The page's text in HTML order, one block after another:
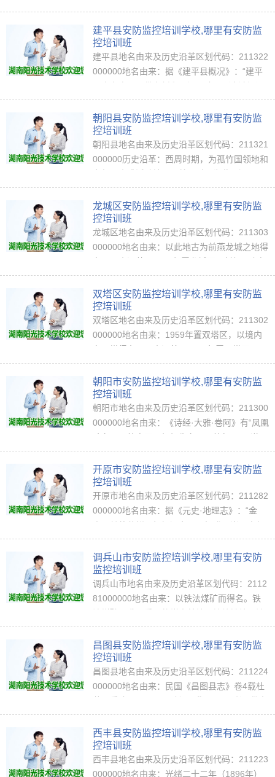
意。（中国地名语源词典）历史沿革：喀喇沁
左翼之名始于后金天聪九年（1635年）。诏编
佐…
建平县安防监控培训学校,哪里有安防监
控培训班
建平县地名由来及历史沿革区划代码：211322
000000地名由来：据《建平县概况》：“建平
及平泉两县辖境，设治后遂命名曰建平焉。”
（中国地名语源词典）历史沿革：建平县早
在…
朝阳县安防监控培训学校,哪里有安防监
控培训班
朝阳县地名由来及历史沿革区划代码：211321
000000历史沿革：西周时期，为孤竹国领地和
地。秦时，属辽西郡。西汉时属幽州剌史部的
辽西郡柳城县、临渝县、狐苏县、且虑县地。
…
龙城区安防监控培训学校,哪里有安防监
控培训班
龙城区地名由来及历史沿革区划代码：211303
000000地名由来：以此地古为前燕龙城之地得
政区划一览向阳街道园东社区南山社区西盛社
区北联社区半拉山街道龙山社区半拉山村马
山…
双塔区安防监控培训学校,哪里有安防监
控培训班
双塔区地名由来及历史沿革区划代码：211302
000000地名由来：1959年置双塔区，以境内
境内有双塔得名。1964年撤区置县级镇。198
4年复置区。村级以上行政区划一览南塔街道
南塔…
朝阳市安防监控培训学校,哪里有安防监
控培训班
朝阳市地名由来及历史沿革区划代码：211300
000000地名由来：《诗经·大雅·卷阿》有“凤凰
凤鸣朝阳之义，定名为朝阳。（中国地名语源
词典）历史沿革：战国属燕。…
开原市安防监控培训学校,哪里有安防监
控培训班
开原市地名由来及历史沿革区划代码：211282
000000地名由来：据《元史·地理志》：“金
伐之，生禽万奴，师至开元、恤品，东土悉
平。开原之名始见于此。”（中国地名语源…
调兵山市安防监控培训学校,哪里有安防
监控培训班
调兵山市地名由来及历史沿革区划代码：2112
81000000地名由来：以铁法煤矿而得名。铁
库二县市之间，故由铁岭、法库各取首字为
名。（中国地名语源词典）历史沿革：铁法是
我们…
昌图县安防监控培训学校,哪里有安防监
控培训班
昌图县地名由来及历史沿革区划代码：211224
000000地名由来：民国《昌图县志》卷4载杜
榆树城，蒙古之长突额尔克也。”“长突额尔
克”，又作“昌图额尔克”，昌图县乃取首二…
西丰县安防监控培训学校,哪里有安防监
控培训班
西丰县地名由来及历史沿革区划代码：211223
000000地名由来：光绪二十二年（1896年）